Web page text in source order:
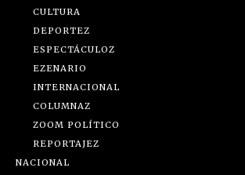
CULTURA
DEPORTEZ
ESPECTÁCULOZ
EZENARIO
INTERNACIONAL
COLUMNAZ
ZOOM POLÍTICO
REPORTAJEZ
NACIONAL